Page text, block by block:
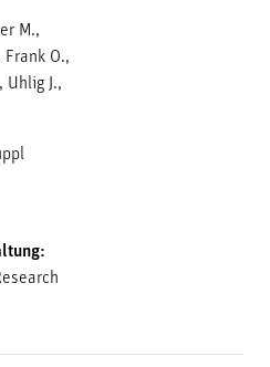
M.,
Frank O.,
Uhlig J.,